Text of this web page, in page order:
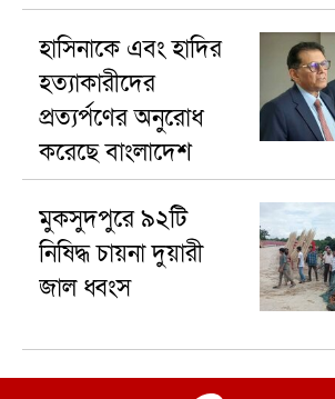
হাসিনাকে এবং হা‌দির
হত্যাকারীদের
প্রত্যর্পণের অনুরোধ
করেছে বাংলাদেশ
মুকসুদপুরে ৯২টি
নিষিদ্ধ চায়না দুয়ারী
জাল ধ্বংস